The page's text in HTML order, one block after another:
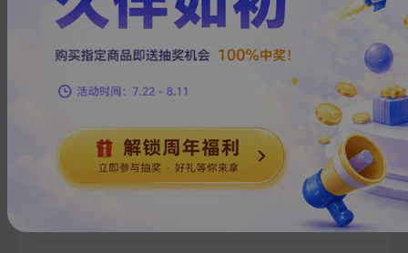
房地产
2025年上海第八批集中供地
2025-10-23
城市测量师行
城***